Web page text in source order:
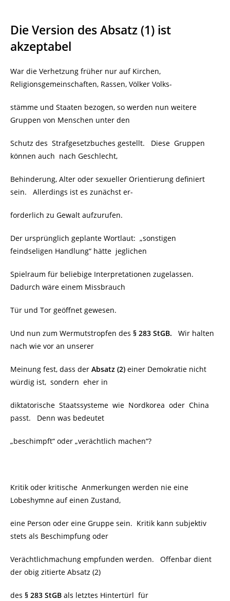
Die Version des Absatz (1) ist
akzeptabel
War die Verhetzung früher nur auf Kirchen,
Religionsgemeinschaften, Rassen, Völker Volks-
stämme und Staaten bezogen, so werden nun weitere
Gruppen von Menschen unter den
Schutz des Strafgesetzbuches gestellt. Diese Gruppen
können auch nach Geschlecht,
Behinderung, Alter oder sexueller Orientierung definiert
sein. Allerdings ist es zunächst er-
forderlich zu Gewalt aufzurufen.
Der ursprünglich geplante Wortlaut: „sonstigen
feindseligen Handlung“ hätte jeglichen
Spielraum für beliebige Interpretationen zugelassen.
Dadurch wäre einem Missbrauch
Tür und Tor geöffnet gewesen.
Und nun zum Wermutstropfen des § 283 StGB. Wir halten
nach wie vor an unserer
Meinung fest, dass der Absatz (2) einer Demokratie nicht
würdig ist, sondern eher in
diktatorische Staatssysteme wie Nordkorea oder China
passt. Denn was bedeutet
„beschimpft“ oder „verächtlich machen“?
Kritik oder kritische Anmerkungen werden nie eine
Lobeshymne auf einen Zustand,
eine Person oder eine Gruppe sein. Kritik kann subjektiv
stets als Beschimpfung oder
Verächtlichmachung empfunden werden. Offenbar dient
der obig zitierte Absatz (2)
des § 283 StGB als letztes Hintertürl für